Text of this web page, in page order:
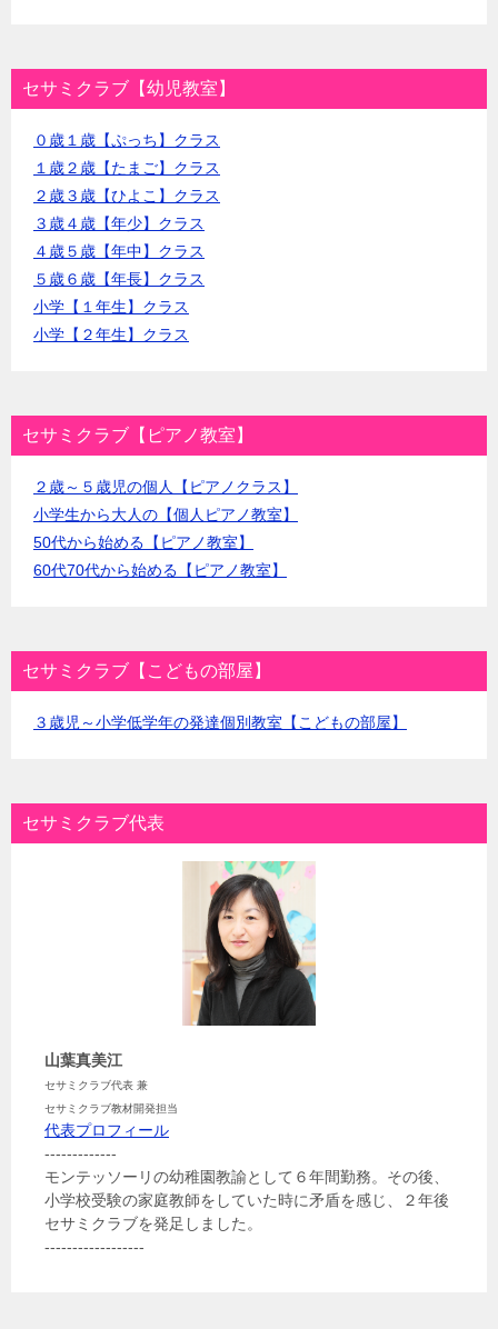
セサミクラブ【幼児教室】
０歳１歳【ぷっち】クラス
１歳２歳【たまご】クラス
２歳３歳【ひよこ】クラス
３歳４歳【年少】クラス
４歳５歳【年中】クラス
５歳６歳【年長】クラス
小学【１年生】クラス
小学【２年生】クラス
セサミクラブ【ピアノ教室】
２歳～５歳児の個人【ピアノクラス】
小学生から大人の【個人ピアノ教室】
50代から始める【ピアノ教室】
60代70代から始める【ピアノ教室】
セサミクラブ【こどもの部屋】
３歳児～小学低学年の発達個別教室【こどもの部屋】
セサミクラブ代表
山葉真美江
セサミクラブ代表 兼
セサミクラブ教材開発担当
代表プロフィール
-------------
モンテッソーリの幼稚園教諭として６年間勤務。その後、
小学校受験の家庭教師をしていた時に矛盾を感じ、２年後
セサミクラブを発足しました。
------------------